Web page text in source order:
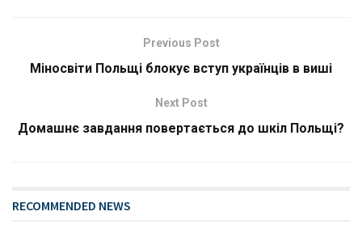
Previous Post
Міносвіти Польщі блокує вступ українців в виші
Next Post
Домашнє завдання повертається до шкіл Польщі?
RECOMMENDED NEWS